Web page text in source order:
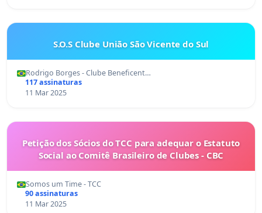
S.O.S Clube União São Vicente do Sul
Rodrigo Borges - Clube Beneficent…
117 assinaturas
11 Mar 2025
Petição dos Sócios do TCC para adequar o Estatuto
Social ao Comitê Brasileiro de Clubes - CBC
Somos um Time - TCC
90 assinaturas
11 Mar 2025